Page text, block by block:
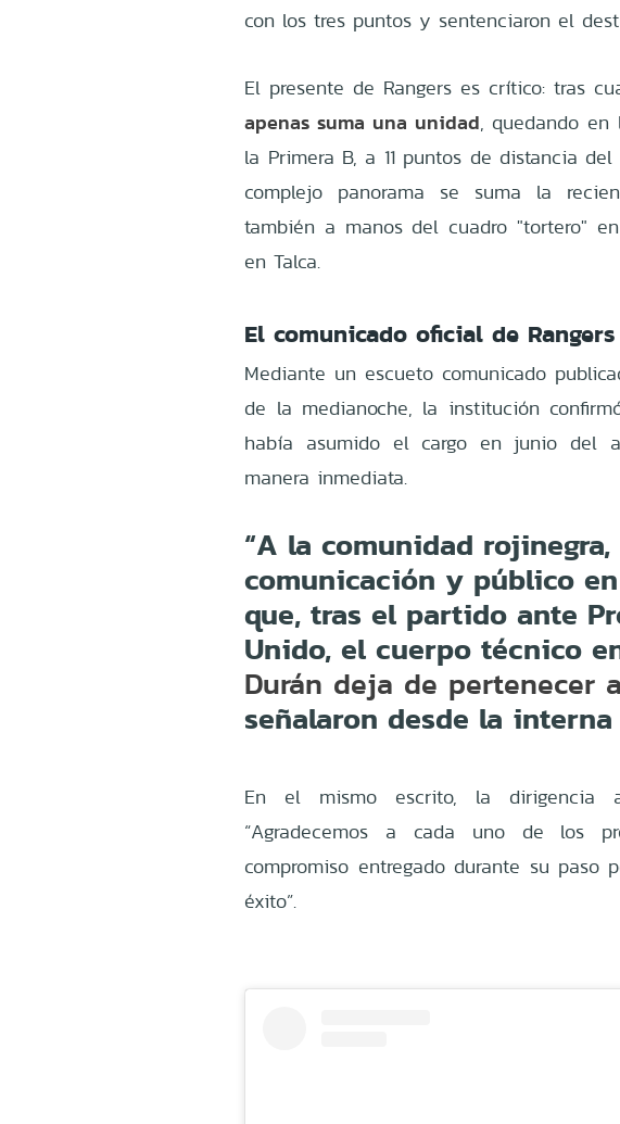
con los tres puntos y sentenciaron el
El presente de Rangers es crítico: tras
apenas suma una unidad, quedando
la Primera B, a 11 puntos de distancia
complejo panorama se suma la
también a manos del cuadro "tortero"
en Talca.
El comunicado oficial de Rangers
Mediante un escueto comunicado
de la medianoche, la institución
había asumido el cargo en junio del
manera inmediata.
“A la comunidad
comunicación y público
que, tras el partido ante
Unido, el cuerpo técnico
Durán deja de pertenecer
señalaron desde la
En el mismo escrito, la dirigencia
“Agradecemos a cada uno de los
compromiso entregado durante su
éxito”.